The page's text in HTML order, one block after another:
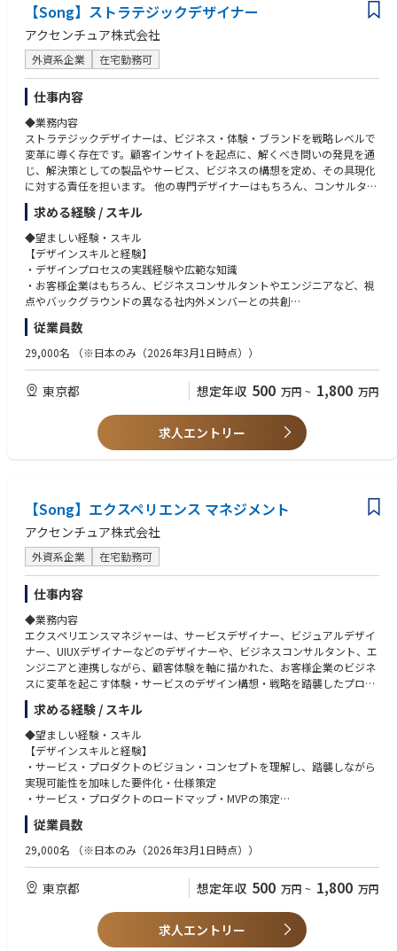
◆望ましい経験・スキル
下記いずれか該当する経験をお持ちの方。
・ビジネスレベルの英語でのコミュニケーションスキル（マネージャー以
上は特に必須）
・プロダクトデザインのスキル、実務経験・広告領域でのビジュアルデザ
インの経験
・ビデオ編集、モーショングラフィックス、プロトタイピングソフトウェ
アの経験
・企業ブランディング、サービスブランディングの経験
・デザインコミュニティへの積極的な参加やネットワーキング
・メディアやコミュニティへ向けたデザイン領域の執筆活動
◆応募時の必要書類
履歴書・職務経歴書・これまでの作品例（ポートフォリオまたはWebサイ
ト、公開可能な現在関わっているプロジェクトリンクや過去のローンチ済
みプロジェクトリンクなどの形式）をご提出ください。
【Song】ストラテジックデザイナー
アクセンチュア株式会社
外資系企業 在宅勤務可
仕事内容
◆業務内容
ストラテジックデザイナーは、ビジネス・体験・ブランドを戦略レベルで
変革に導く存在です。顧客インサイトを起点に、解くべき問いの発見を通
じ、解決策としての製品やサービス、ビジネスの構想を定め、その具現化
に対する責任を担います。 他の専門デザイナーはもちろん、コンサルタン
トやエンジニアたちとのチームの中心となり、クライアントや人々の価値
観をも変革するインパクトを探求します。未来志向、コラボレーション志
向、具体と抽象を行き来する広い視野を活かし、｢まだ見ぬ未来を見据え
ること｣と、｢デジタル・フィジカル両方の文脈を横断すること｣が求めら
れます。
<具体的な業務内容例>
えるためのデザインリサーチの設計・実施、インサイトの発見
・ビジネス・体験・ブランドの観点を統合したサービスコンセプトの構想
と、その提供価値の効果的な伝達
・顧客体験のみならずオペレーションやシステムも踏まえた実現可能な製
品・サービス体験の設計
との緊密な連携によるサービス具体化
・ワークショップなどの効果的な活用による、目的やゴールに沿った適切
求める経験 / スキル
◆望ましい経験・スキル
【デザインスキルと経験】
・デザインプロセスの実践経験や広範な知識
・お客様企業はもちろん、ビジネスコンサルタントやエンジニアなど、視
点やバックグラウンドの異なる社内外メンバーとの共創
・プロジェクト要件や社会状況に基づいてプロジェクトゴールの策定、望
ましい結果を達成するためのプロジェクトプロセスの設計
・重要な顧客インサイトを発見するためのリサーチ設計および実施
・コンセプトポスターやサービスブループリントなどを用いたサービスコ
ンセプトの策定
・サービスフローやプロトタイピングなどを用いたサービス具体像の定義
・サービス受容性の検証調査
・ステークホルダーと建設的な議論するためのドキュメント作成
・人々の潜在欲求や行動傾向を見つけ出そうとする視点
・様々な業界におけるビジネス構造に関する知識や好奇心
・デジタル・テクノロジー領域に関する知識と好奇心
【意欲】
・他の専門デザイナー(インタラクション、ビジュアル、コンテンツ、テク
ノロジーなど)との複合チームにおいてデザイン価値を最大化していく意欲
・グローバルのデザインメンバーとの積極的な協業・共創する意欲
・最新事例や専門知識をデザインプロセスに取り込む意欲
・自分自身のスキルセットをより洗練させながら、幅広いスキルセットを
開拓していく意欲
◆あると望ましいスキル・経験
・ビジネスレベルの英語でのコミュニケーションスキル
・お客様企業の新規事業開発および実現の経験
・UIデザイン、コンテンツデザインのスキル
・メディアやコミュニティに向けたデザイン領域の登壇・執筆活動
・デザインコミュニティへの積極的な参加やネットワーキング
◆応募時の必要書類
履歴書・職務経歴書・これまでの作品例（ポートフォリオまたはWebサイ
ト、公開可能な現在関わっているプロジェクトリンクや過去のローンチ済
みプロジェクトリンクなどの形式）をご提出ください。
従業員数
29,000名 （※日本のみ（2026年3月1日時点））
東京都 想定年収 500 万円 ~ 1,800 万円
求人エントリー
【Song】エクスペリエンス マネジメント
アクセンチュア株式会社
外資系企業 在宅勤務可
仕事内容
◆業務内容
エクスペリエンスマネジャーは、サービスデザイナー、ビジュアルデザイ
ナー、UIUXデザイナーなどのデザイナーや、ビジネスコンサルタント、エ
ンジニアと連携しながら、顧客体験を軸に描かれた、お客様企業のビジネ
スに変革を起こす体験・サービスのデザイン構想・戦略を踏襲したプロダ
クト・サービスを世に送り出し、継続的な成長と改善をする役割を担いま
す。
<具体的な業務内容>
・描いた体験を、具体的なブループリントや開発要件に落とし込み、デザ
イナー・エンジニア・ビジネスコンサルタントと連携しサービス・プロダ
クトを具現化
ーザーに展開して適応させていく上での課題など、デザイン戦略の具現化
を阻害する課題を提起し、他領域のコンサルタントと協力して解消
・お客様企業や他領域のコンサルタントから受け取るフィードバックを基
に、ロジカルなコミュニケーション・ドキュメンテーションによりサービ
ス・プロダクトに対する意思決定を推進
策定・実行、及び、事業状況に追従した更新
求める経験 / スキル
◆望ましい経験・スキル
【デザインスキルと経験】
・サービス・プロダクトのビジョン・コンセプトを理解し、踏襲しながら
実現可能性を加味した要件化・仕様策定
・サービス・プロダクトのロードマップ・MVPの策定
・プロジェクト要件や状況に基づいたプロジェクトゴールの策定、及び、
ゴール達成のためのプロセス設計及び推進
・お客様企業はもちろん、ビジネスコンサルタントやエンジニアなど、視
【興味】
・広義のデザインの本質やデザイナーの思考法への理解
・様々な業界におけるビジネス構造に関する知識や好奇心
・デジタル・テクノロジー領域に関する知識と好奇心
従業員数
29,000名 （※日本のみ（2026年3月1日時点））
東京都 想定年収 500 万円 ~ 1,800 万円
求人エントリー